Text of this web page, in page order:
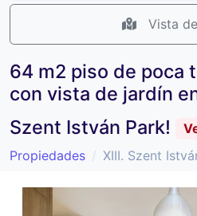
Vista
64 m2 piso de poca
con vista de jardín
Szent István Park!
Propiedades
XIII. Szent